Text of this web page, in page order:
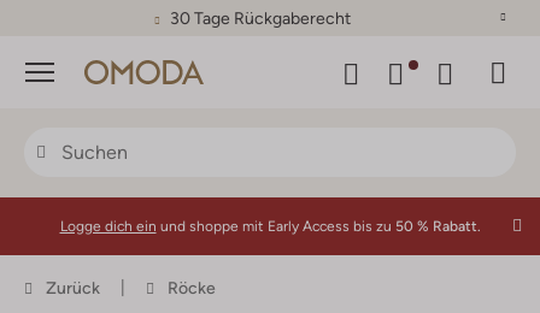
30 Tage Rückgaberecht
Menü
Logge dich ein und shoppe mit Early Access bis zu 50 % Rabatt.
Zurück Röcke